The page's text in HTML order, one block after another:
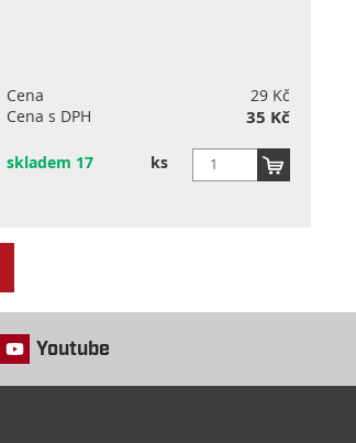
Cena
29 Kč
Cena s DPH
35 Kč
skladem 17 ks
Youtube